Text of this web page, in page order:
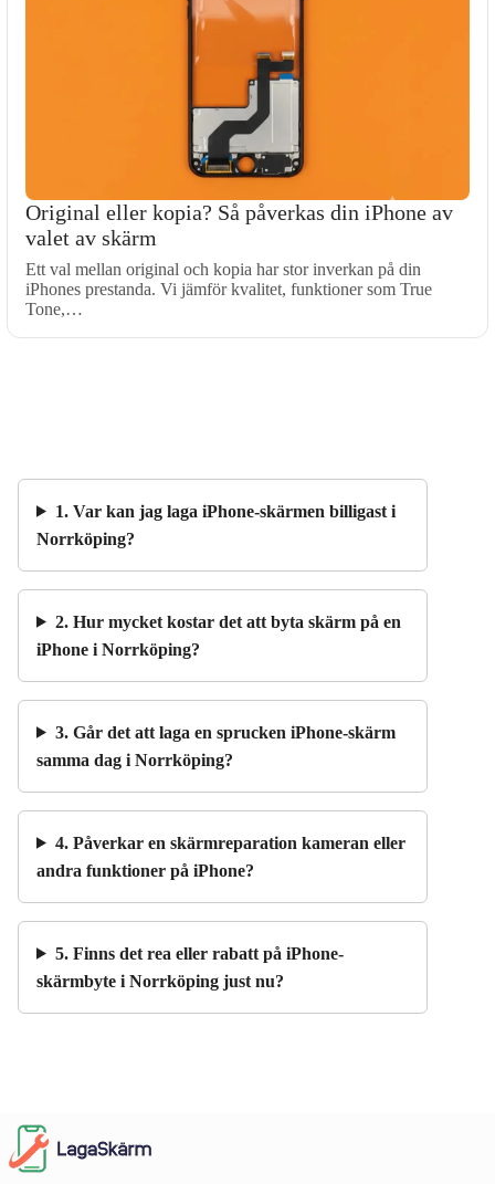
Original eller kopia? Så påverkas din iPhone av
valet av skärm
Ett val mellan original och kopia har stor inverkan på din
iPhones prestanda. Vi jämför kvalitet, funktioner som True
Tone,…
1. Var kan jag laga iPhone-skärmen billigast i
Norrköping?
2. Hur mycket kostar det att byta skärm på en
iPhone i Norrköping?
3. Går det att laga en sprucken iPhone-skärm
samma dag i Norrköping?
4. Påverkar en skärmreparation kameran eller
andra funktioner på iPhone?
5. Finns det rea eller rabatt på iPhone-
skärmbyte i Norrköping just nu?